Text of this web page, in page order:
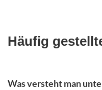
Häufig
Was versteht man